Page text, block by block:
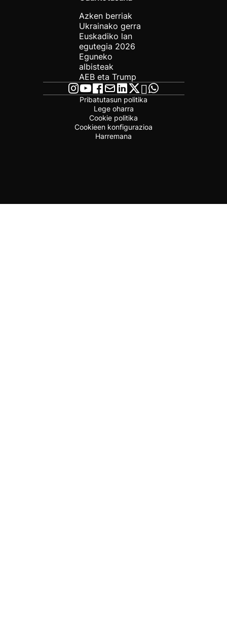
Azken berriak
Ukrainako gerra
Euskadiko lan
egutegia 2026
Eguneko
albisteak
AEB eta Trump
Pribatutasun politika
Lege oharra
Cookie politika
Cookieen konfigurazioa
Harremana